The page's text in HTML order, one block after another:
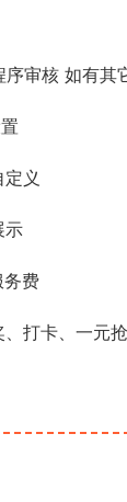
审核 如有其
义
示
费
打卡、一元